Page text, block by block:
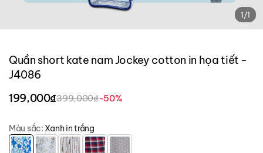
1/1
Quần short kate nam Jockey cotton in họa tiết -
J4086
199,000₫399,000₫-50%
Màu sắc: Xanh in trắng